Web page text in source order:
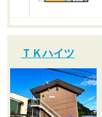
ＴＫハイツ